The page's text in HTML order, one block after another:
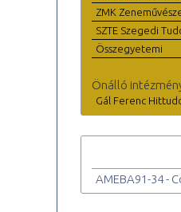
ZMK
SZTE Szegedi
Összegyetemi
Önálló
Gál Ferenc
AMEBA91-34 -